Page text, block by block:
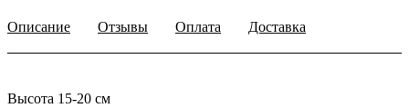
Описание Отзывы Оплата Доставка
Высота 15-20 см